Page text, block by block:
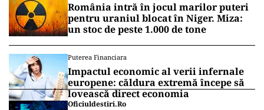
România intră în jocul marilor puteri
pentru uraniul blocat în Niger. Miza:
un stoc de peste 1.000 de tone
Puterea Financiara
Impactul economic al verii infernale
europene: căldura extremă începe să
lovească direct economia
Oficiuldestiri.ro